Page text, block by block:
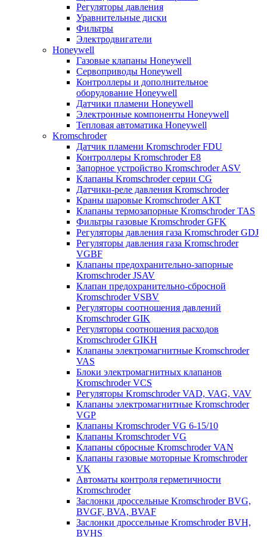
Регуляторы давления
Уравнительные диски
Фильтры
Электродвигатели
Honeywell
Газовые клапаны Honeywell
Сервоприводы Honeywell
Контроллеры и дополнительное
оборудование Honeywell
Датчики пламени Honeywell
Электронные компоненты Honeywell
Тепловая автоматика Honeywell
Kromschroder
Датчик пламени Kromschroder FDU
Контроллеры Kromschroder E8
Запорное устройство Kromschroder ASV
Клапаны Kromschroder серии CG
Датчики-реле давления Kromschroder
Краны шаровые Kromschroder АКТ
Клапаны термозапорные Kromschroder TAS
Фильтры газовые Kromschroder GFK
Регуляторы давления газа Kromschroder GDJ
Регуляторы давления газа Kromschroder
VGBF
Клапаны предохранительно-запорные
Kromschroder JSAV
Клапан предохранительно-сбросной
Kromschroder VSBV
Регуляторы соотношения давлений
Kromschroder GIK
Регуляторы соотношения расходов
Kromschroder GIKH
Клапаны электромагнитные Kromschroder
VAS
Блоки электромагнитных клапанов
Kromschroder VCS
Регуляторы Kromschroder VAD, VAG, VAV
Клапаны электромагнитные Kromschroder
VGP
Клапаны Kromschroder VG 6-15/10
Клапаны Kromschroder VG
Клапаны сбросные Kromschroder VAN
Клапаны газовые моторные Kromschroder
VK
Автоматы контроля герметичности
Kromschroder
Заслонки дроссельные Kromschroder BVG,
BVGF, BVA, BVAF
Заслонки дроссельные Kromschroder BVH,
BVHS